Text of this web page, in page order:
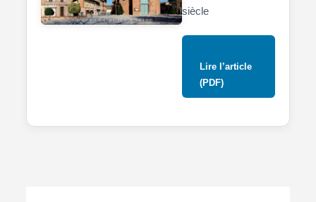
siècle
Lire l’article
(PDF)